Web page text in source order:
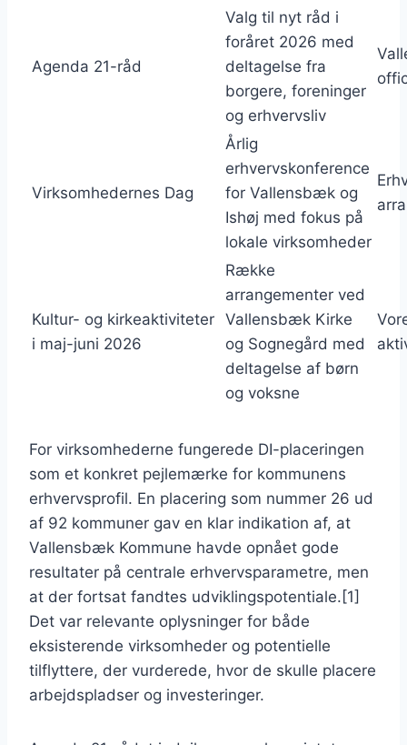
Agenda 21-råd
Valg til nyt råd i
foråret 2026 med
deltagelse fra
borgere, foreninger
og erhvervsliv
Virksomhedernes Dag
Årlig
erhvervskonference
for Vallensbæk og
Ishøj med fokus på
lokale virksomheder
Kultur- og kirkeaktiviteter
i maj-juni 2026
Række
arrangementer ved
Vallensbæk Kirke
og Sognegård med
deltagelse af børn
og voksne
For virksomhederne fungerede DI-placeringen
som et konkret pejlemærke for kommunens
erhvervsprofil. En placering som nummer 26 ud
af 92 kommuner gav en klar indikation af, at
Vallensbæk Kommune havde opnået gode
resultater på centrale erhvervsparametre, men
at der fortsat fandtes udviklingspotentiale.[1]
Det var relevante oplysninger for både
eksisterende virksomheder og potentielle
tilflyttere, der vurderede, hvor de skulle placere
arbejdspladser og investeringer.